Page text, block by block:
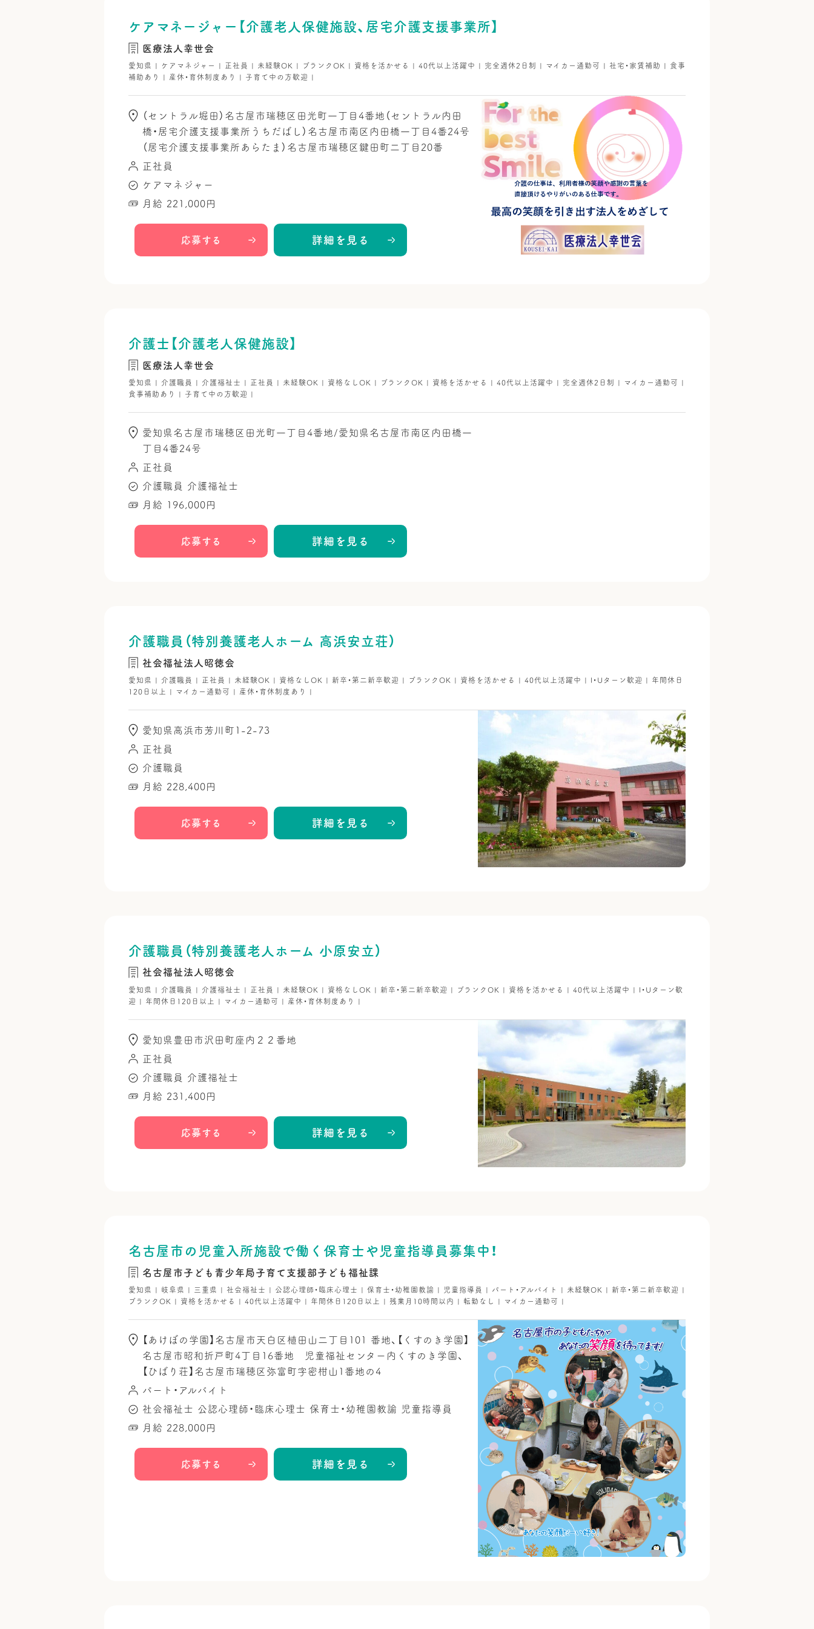
ケアマネージャー【介護老人保健施設、居宅介護支援事業所】
医療法人幸世会
愛知県 | ケアマネジャー | 正社員 | 未経験OK | ブランクOK | 資格を活かせる | 40代以上活躍中 | 完全週休2日制 | マイカー通勤可 | 社宅・家賃補助 | 食事
補助あり | 産休・育休制度あり | 子育て中の方歓迎 |
（セントラル堀田）名古屋市瑞穂区田光町一丁目4番地（セントラル内田
橋・居宅介護支援事業所うちだばし）名古屋市南区内田橋一丁目4番24号
（居宅介護支援事業所あらたま）名古屋市瑞穂区鍵田町二丁目20番
正社員
ケアマネジャー
月給 221,000円
応募する 詳細を見る
介護士【介護老人保健施設】
医療法人幸世会
愛知県 | 介護職員 | 介護福祉士 | 正社員 | 未経験OK | 資格なしOK | ブランクOK | 資格を活かせる | 40代以上活躍中 | 完全週休2日制 | マイカー通勤可 |
食事補助あり | 子育て中の方歓迎 |
愛知県名古屋市瑞穂区田光町一丁目4番地/愛知県名古屋市南区内田橋一
丁目4番24号
正社員
介護職員
介護福祉士
月給 196,000円
応募する 詳細を見る
介護職員（特別養護老人ホーム 高浜安立荘）
社会福祉法人昭徳会
愛知県 | 介護職員 | 正社員 | 未経験OK | 資格なしOK | 新卒・第二新卒歓迎 | ブランクOK | 資格を活かせる | 40代以上活躍中 | I・Uターン歓迎 | 年間休日
120日以上 | マイカー通勤可 | 産休・育休制度あり |
愛知県高浜市芳川町1-2-73
正社員
介護職員
月給 228,400円
応募する 詳細を見る
介護職員（特別養護老人ホーム 小原安立）
社会福祉法人昭徳会
愛知県 | 介護職員 | 介護福祉士 | 正社員 | 未経験OK | 資格なしOK | 新卒・第二新卒歓迎 | ブランクOK | 資格を活かせる | 40代以上活躍中 | I・Uターン歓
迎 | 年間休日120日以上 | マイカー通勤可 | 産休・育休制度あり |
愛知県豊田市沢田町座内２２番地
正社員
介護職員
介護福祉士
月給 231,400円
応募する 詳細を見る
名古屋市の児童入所施設で働く保育士や児童指導員募集中！
名古屋市子ども青少年局子育て支援部子ども福祉課
愛知県 | 岐阜県 | 三重県 | 社会福祉士 | 公認心理師・臨床心理士 | 保育士・幼稚園教諭 | 児童指導員 | パート・アルバイト | 未経験OK | 新卒・第二新卒歓迎 |
ブランクOK | 資格を活かせる | 40代以上活躍中 | 年間休日120日以上 | 残業月10時間以内 | 転勤なし | マイカー通勤可 |
【あけぼの学園】名古屋市天白区植田山二丁目101 番地、【くすのき学園】
名古屋市昭和折戸町4丁目16番地 児童福祉センター内くすのき学園、
【ひばり荘】名古屋市瑞穂区弥富町字密柑山1番地の4
パート・アルバイト
社会福祉士 公認心理師・臨床心理士 保育士・幼稚園教諭
児童指導員
月給 228,000円
応募する 詳細を見る